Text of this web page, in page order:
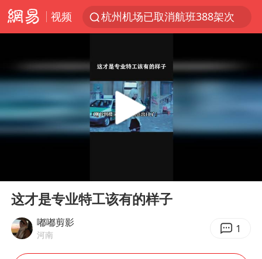
视频
杭州机场已取消航班388架次
《披荆斩棘2026》阵容官宣
中国第1高楼阻尼器摆动明显
上海有出现龙卷潜势
国足U17与阿森纳决赛取消 并列冠军
2025年小学教师减少13.19万
Play
这才是专业特工该有的样子
嘟嘟剪影
河南 1